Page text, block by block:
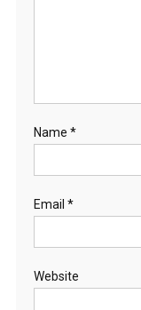
Name *
Email *
Website